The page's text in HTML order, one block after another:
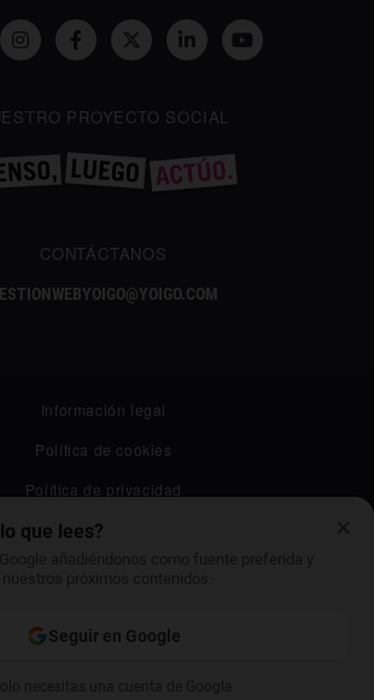
PROYECTO SOCIAL
CONTÁCTANOS
Información legal
Política de cookies
Política de privacidad
Canal ético
Contacto
que lees?
Seguir en Google